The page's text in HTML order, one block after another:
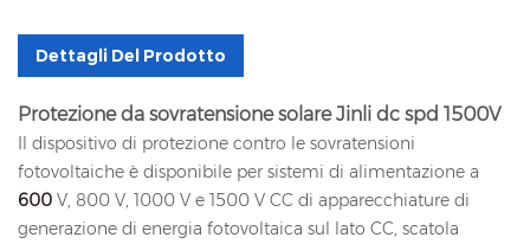
Dettagli Del Prodotto
Protezione da sovratensione solare Jinli dc spd 1500V
Il dispositivo di protezione contro le sovratensioni
fotovoltaiche è disponibile per sistemi di alimentazione a
600 V, 800 V, 1000 V e 1500 V CC di apparecchiature di
generazione di energia fotovoltaica sul lato CC, scatola